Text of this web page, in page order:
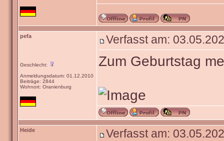
pefa
Geschlecht:
Anmeldungsdatum: 01.12.2010
Beiträge: 2844
Wohnort: Oranienburg
Verfasst am:
Zum Geburtstag
Heide Verfasst am: